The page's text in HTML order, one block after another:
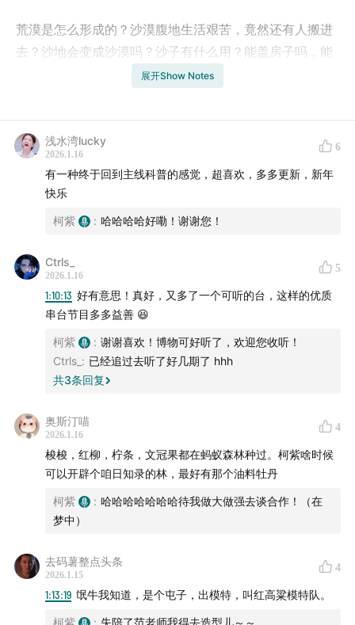
荒漠是怎么形成的？沙漠腹地生活艰苦，竟然还有人搬进
去？沙地会变成沙漠吗？沙子有什么用？能盖房子吗，能
做芯片吗？沙漠有哪些养殖业？植物在沙漠生存要面临哪
木枝条还有什么用途？
在过往节目中，柯紫多多少少也提过与荒漠相关的内容，
希望这期仍能为您带来新知。
沙子里有风的生命 - 佚名
/博物聊天中心指路/
展开Show Notes
浅水湾lucky
2026.1.16
6
有一种终于回到主线科普的感觉，超喜欢，多多更新，新年
快乐
柯紫 : 哈哈哈哈好嘞！谢谢您！
Ctrls_
2026.1.16
5
1:10:13 好有意思！真好，又多了一个可听的台，这样的优质
串台节目多多益善 😆
柯紫 : 谢谢喜欢！博物可好听了，欢迎您收听！
Ctrls_ : 已经追过去听了好几期了 hhh
共3条回复
奥斯汀喵
2026.1.16
4
梭梭，红柳，柠条，文冠果都在蚂蚁森林种过。柯紫啥时候
可以开辟个咱日知录的林，最好有那个油料牡丹
柯紫 : 哈哈哈哈哈哈哈待我做大做强去谈合作！（在
梦中）
去码薯整点头条
2026.1.15
4
1:13:19 氓牛我知道，是个屯子，出模特，叫红高粱模特队。
柯紫 : 失陪了范老师我得去造型儿～～